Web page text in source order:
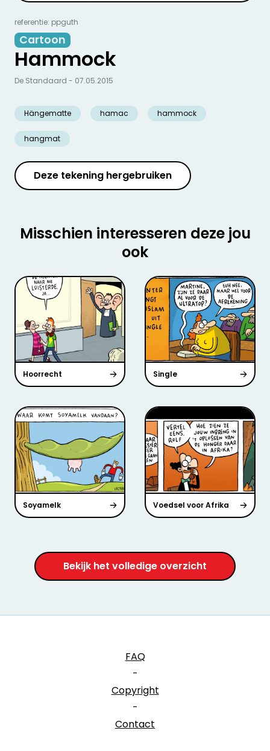
referentie: ppguth
Cartoon
Hammock
Hängematte hamac hammock
hangmat
De Standaard - 07.05.2015
Deze tekening hergebruiken
Misschien interesseren deze jou
ook
Hoorrecht Single
Soyamelk Voedsel voor Afrika
Bekijk het volledige overzicht
FAQ
-
Copyright
-
Contact